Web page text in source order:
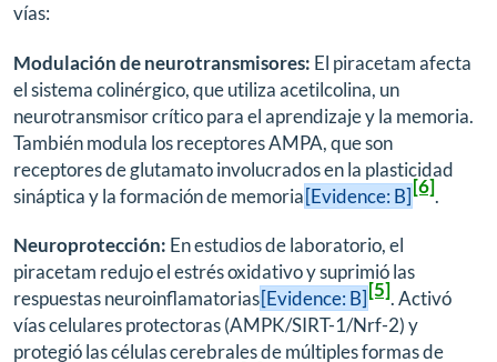
vías:
Modulación de neurotransmisores: El piracetam afecta
el sistema colinérgico, que utiliza acetilcolina, un
neurotransmisor crítico para el aprendizaje y la memoria.
También modula los receptores AMPA, que son
receptores de glutamato involucrados en la plasticidad
sináptica y la formación de memoria[Evidence: B][6].
Neuroprotección: En estudios de laboratorio, el
piracetam redujo el estrés oxidativo y suprimió las
respuestas neuroinflamatorias[Evidence: B][5]. Activó
vías celulares protectoras (AMPK/SIRT-1/Nrf-2) y
protegió las células cerebrales de múltiples formas de